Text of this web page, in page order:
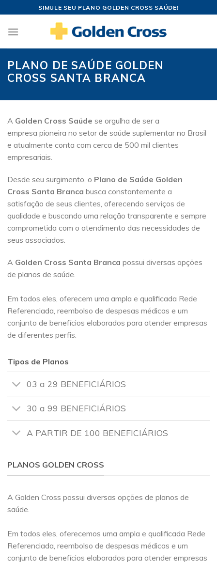
content
SIMULE SEU PLANO GOLDEN CROSS SAÚDE!
PLANO DE SAÚDE GOLDEN
CROSS SANTA BRANCA
A Golden Cross Saúde se orgulha de ser a
empresa pioneira no setor de saúde suplementar no Brasil
e atualmente conta com cerca de 500 mil clientes
empresariais.
Desde seu surgimento, o Plano de Saúde Golden
Cross Santa Branca busca constantemente a
satisfação de seus clientes, oferecendo serviços de
qualidade e buscando uma relação transparente e sempre
comprometida com o atendimento das necessidades de
seus associados.
A Golden Cross Santa Branca possui diversas opções
de planos de saúde.
Em todos eles, oferecem uma ampla e qualificada Rede
Referenciada, reembolso de despesas médicas e um
conjunto de benefícios elaborados para atender empresas
de diferentes perfis.
Tipos de Planos
03 a 29 BENEFICIÁRIOS
30 a 99 BENEFICIÁRIOS
A PARTIR DE 100 BENEFICIÁRIOS
PLANOS GOLDEN CROSS
A Golden Cross possui diversas opções de planos de
saúde.
Em todos eles, oferecemos uma ampla e qualificada Rede
Referenciada, reembolso de despesas médicas e um
conjunto de benefícios elaborados para atender empresas